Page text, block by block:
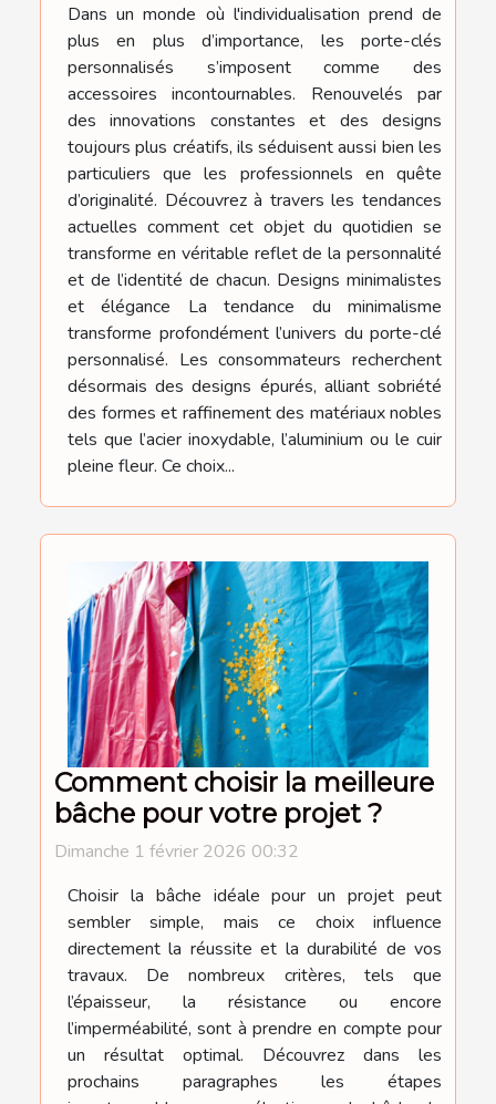
Dans un monde où l'individualisation prend de
plus en plus d’importance, les porte-clés
personnalisés s’imposent comme des
accessoires incontournables. Renouvelés par
des innovations constantes et des designs
toujours plus créatifs, ils séduisent aussi bien les
particuliers que les professionnels en quête
d’originalité. Découvrez à travers les tendances
actuelles comment cet objet du quotidien se
transforme en véritable reflet de la personnalité
et de l’identité de chacun. Designs minimalistes
et élégance La tendance du minimalisme
transforme profondément l’univers du porte-clé
personnalisé. Les consommateurs recherchent
désormais des designs épurés, alliant sobriété
des formes et raffinement des matériaux nobles
tels que l’acier inoxydable, l’aluminium ou le cuir
pleine fleur. Ce choix...
Comment choisir la meilleure
bâche pour votre projet ?
Dimanche 1 février 2026 00:32
Choisir la bâche idéale pour un projet peut
sembler simple, mais ce choix influence
directement la réussite et la durabilité de vos
travaux. De nombreux critères, tels que
l’épaisseur, la résistance ou encore
l’imperméabilité, sont à prendre en compte pour
un résultat optimal. Découvrez dans les
prochains paragraphes les étapes